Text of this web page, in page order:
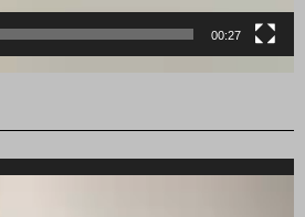
00:27